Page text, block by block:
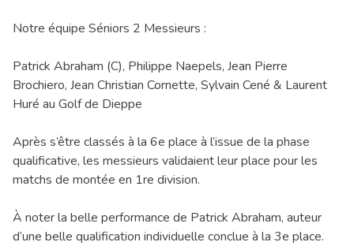
Notre équipe Séniors 2 Messieurs :
Patrick Abraham (C), Philippe Naepels, Jean Pierre
Brochiero, Jean Christian Cornette, Sylvain Cené & Laurent
Huré au Golf de Dieppe
Après s’être classés à la 6e place à l’issue de la phase
qualificative, les messieurs validaient leur place pour les
matchs de montée en 1re division.
À noter la belle performance de Patrick Abraham, auteur
d’une belle qualification individuelle conclue à la 3e place.